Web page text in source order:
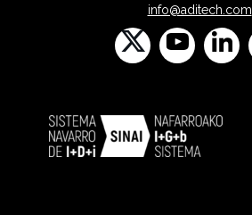
info@aditech.com